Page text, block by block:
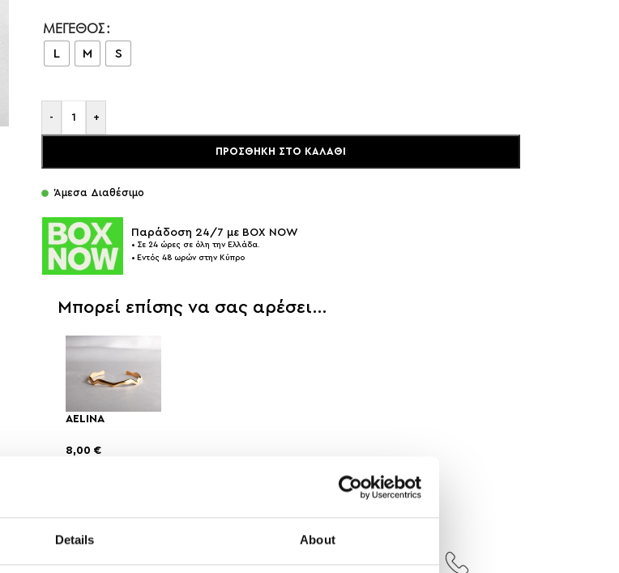
Details About
ΜΈΓΕΘΟΣ
L M S
- +
ΠΡΟΣΘΉΚΗ ΣΤΟ ΚΑΛΆΘΙ
Άμεσα Διαθέσιμο
Παράδοση 24/7 με BOX NOW
• Σε 24 ώρες σε όλη την Ελλάδα.
• Εντός 48 ωρών στην Κύπρο
Μπορεί επίσης να σας αρέσει…
AELINA
8,00 €